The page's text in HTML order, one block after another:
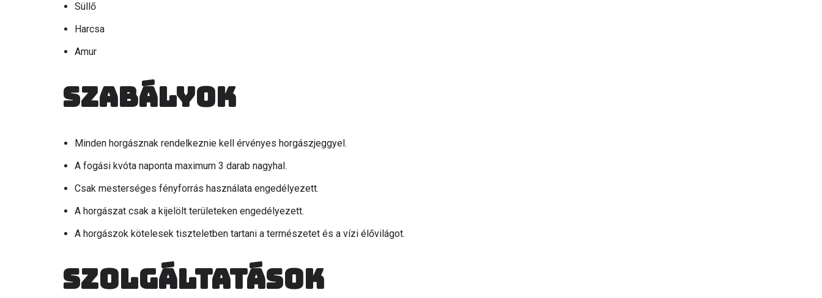
Süllő
Harcsa
Amur
Szabályok
Minden horgásznak rendelkeznie kell érvényes horgászjeggyel.
A fogási kvóta naponta maximum 3 darab nagyhal.
Csak mesterséges fényforrás használata engedélyezett.
A horgászat csak a kijelölt területeken engedélyezett.
A horgászok kötelesek tiszteletben tartani a természetet és a vízi élővilágot.
Szolgáltatások